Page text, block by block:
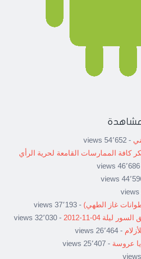
مشاهدة
- 54٬652 views
كافة الممارسات القامعة لحرية الرأي
غاز الطهي) - 37٬193 views
ليلة 04-11-2012
- 32٬030 views
- 26٬464 views
عروسة - 25٬407 views